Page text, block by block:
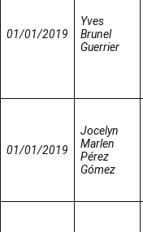
01/01/2019
Yves
Brunel
Guerrier
01/01/2019
Jocelyn
Marlen
Pérez
Gómez